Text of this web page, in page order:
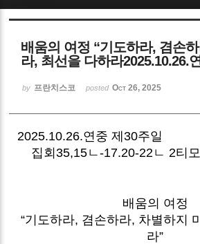
배움의 여정 “기도하라, 겸손
라, 최선을 다하라2025.10.26.
by 프란치스코 posted Oct 26, 2025
2025.10.26.연중 제30주일
집회35,15ㄴ-17.20-22ㄴ 2티
배움의 여정
“기도하라, 겸손하라, 차별하지
라”
Sketchbook5, 스케
Sketchbook5, 스케